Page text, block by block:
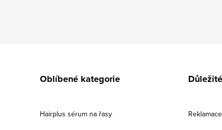
Oblíbené kategorie
Hairplus sérum na řasy
Reklamace